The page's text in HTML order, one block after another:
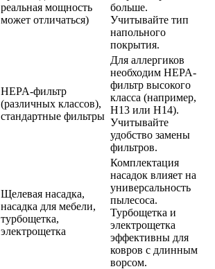
реальная мощность
может отличаться)
больше.
Учитывайте тип
напольного
покрытия.
HEPA-фильтр
(различных классов),
стандартные фильтры
Для аллергиков
необходим HEPA-
фильтр высокого
класса (например,
H13 или H14).
Учитывайте
удобство замены
фильтров.
Щелевая насадка,
насадка для мебели,
турбощетка,
электрощетка
Комплектация
насадок влияет на
универсальность
пылесоса.
Турбощетка и
электрощетка
эффективны для
ковров с длинным
ворсом.